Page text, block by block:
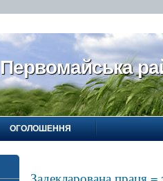
Первомайська
ОГОЛОШЕННЯ